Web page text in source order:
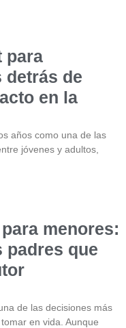
para
detrás de
en la
años como una de las
jóvenes y adultos,
menores:
padres que
de las decisiones más
en vida. Aunque